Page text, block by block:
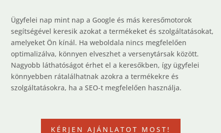
Ügyfelei nap mint nap a Google és más keresőmotorok
segítségével keresik azokat a termékeket és szolgáltatásokat,
amelyeket Ön kínál. Ha weboldala nincs megfelelően
optimalizálva, könnyen elveszhet a versenytársak között.
Nagyobb láthatóságot érhet el a keresőkben, így ügyfelei
könnyebben rátalálhatnak azokra a termékekre és
szolgáltatásokra, ha a SEO-t megfelelően használja.
KÉRJEN AJÁNLATOT MOST!